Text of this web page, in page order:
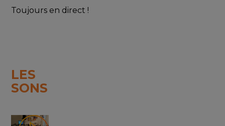
Toujours en direct !
LES
SONS